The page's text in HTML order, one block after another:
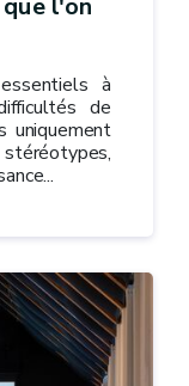
à
de
uniquement
stéréotypes,